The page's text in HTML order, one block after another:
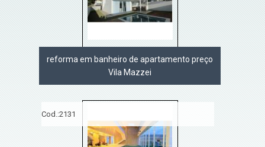
reforma em banheiro de apartamento preço
Vila Mazzei
Cod.:2131